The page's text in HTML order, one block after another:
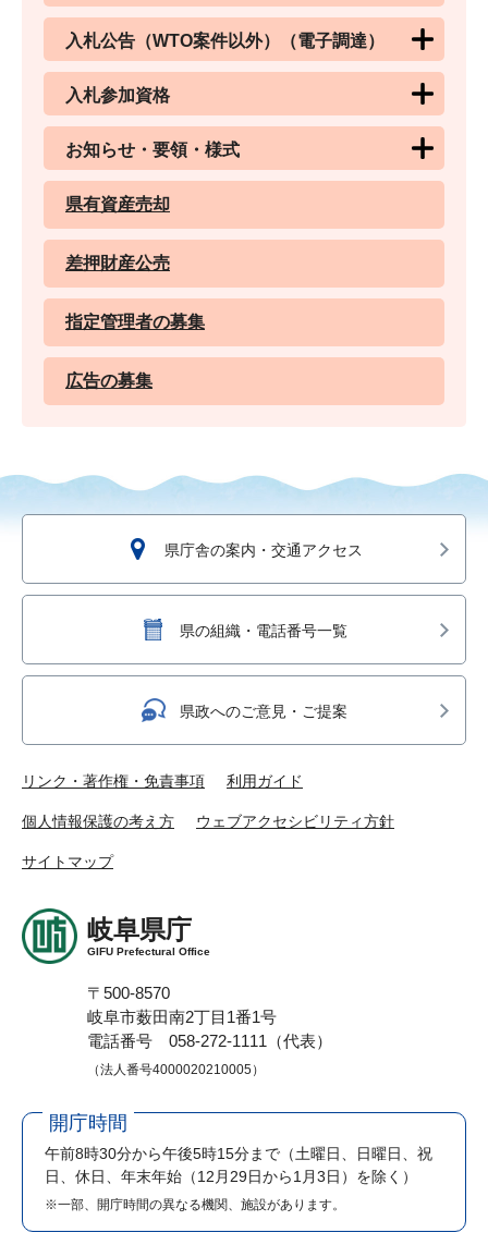
入札公告（WTO案件以外）（電子調達）
入札参加資格
お知らせ・要領・様式
県有資産売却
差押財産公売
指定管理者の募集
広告の募集
県庁舎の案内・交通アクセス
県の組織・電話番号一覧
県政へのご意見・ご提案
リンク・著作権・免責事項 利用ガイド
個人情報保護の考え方 ウェブアクセシビリティ方針
サイトマップ
岐阜県庁
GIFU Prefectural Office
〒500-8570
岐阜市薮田南2丁目1番1号
電話番号 058-272-1111（代表）
（法人番号4000020210005）
開庁時間
午前8時30分から午後5時15分まで （土曜日、日曜日、祝
日、休日、年末年始（12月29日から1月3日）を除く）
※一部、開庁時間の異なる機関、施設があります。